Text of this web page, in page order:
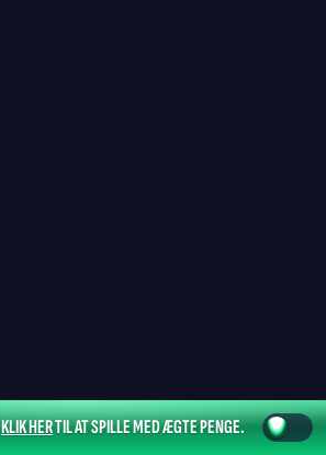
KLIK HERTIL AT SPILLE MED ÆGTE PENGE.